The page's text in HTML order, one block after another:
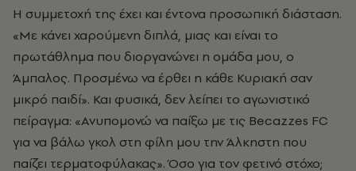
Η συμμετοχή της έχει και έντονα προσωπική διάσταση.
«Με κάνει χαρούμενη διπλά, μιας και είναι το
πρωτάθλημα που διοργανώνει η ομάδα μου, ο
Άμπαλος. Προσμένω να έρθει η κάθε Κυριακή σαν
μικρό παιδί». Και φυσικά, δεν λείπει το αγωνιστικό
πείραγμα: «Ανυπομονώ να παίξω με τις Becazzes FC
για να βάλω γκολ στη φίλη μου την Άλκηστη που
παίζει τερματοφύλακας». Όσο για τον φετινό στόχο;